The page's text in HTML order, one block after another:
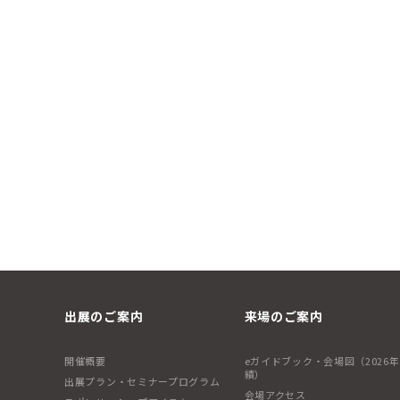
出展のご案内
開催概要
出展プラン・セミナープログラム
来場のご案内
eガイドブック・会場図（2026
績）
会場アクセス